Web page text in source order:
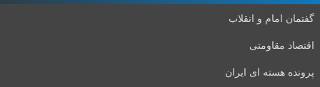
گفتمان امام و انقلاب
اقتصاد مقاومتی
پرونده هسته ای ایران